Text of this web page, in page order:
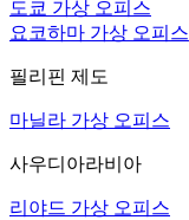
도쿄 가상 오피스
요코하마 가상 오피스
필리핀 제도
마닐라 가상 오피스
사우디아라비아
리야드 가상 오피스